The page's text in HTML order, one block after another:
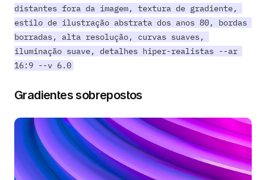
distantes fora da imagem, textura de gradiente,
estilo de ilustração abstrata dos anos 80, bordas
borradas, alta resolução, curvas suaves,
iluminação suave, detalhes hiper-realistas --ar
16:9 --v 6.0
Gradientes sobrepostos